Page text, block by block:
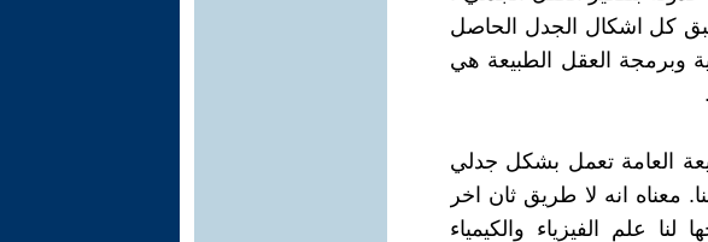
كل اشكال الجدل الحاصل
وبرمجة العقل الطبيعة هي
العامة تعمل بشكل جدلي
معناه انه لا طريق ثان اخر
علم الفيزياء والكيمياء